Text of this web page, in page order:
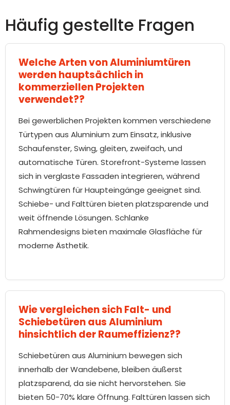
Häufig gestellte Fragen
Welche Arten von Aluminiumtüren
werden hauptsächlich in
kommerziellen Projekten
verwendet??
Bei gewerblichen Projekten kommen verschiedene
Türtypen aus Aluminium zum Einsatz, inklusive
Schaufenster, Swing, gleiten, zweifach, und
automatische Türen. Storefront-Systeme lassen
sich in verglaste Fassaden integrieren, während
Schwingtüren für Haupteingänge geeignet sind.
Schiebe- und Falttüren bieten platzsparende und
weit öffnende Lösungen. Schlanke
Rahmendesigns bieten maximale Glasfläche für
moderne Ästhetik.
Wie vergleichen sich Falt- und
Schiebetüren aus Aluminium
hinsichtlich der Raumeffizienz??
Schiebetüren aus Aluminium bewegen sich
innerhalb der Wandebene, bleiben äußerst
platzsparend, da sie nicht hervorstehen. Sie
bieten 50-70% klare Öffnung. Falttüren lassen sich